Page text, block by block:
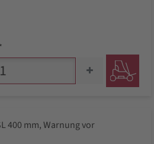
400 mm, Warnung vor